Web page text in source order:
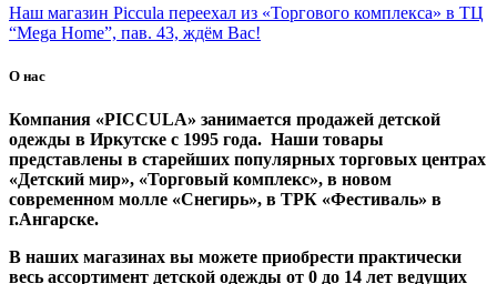
Наш магазин Piccula переехал из «Торгового комплекса» в ТЦ
“Mega Home”, пав. 43, ждём Вас!
О нас
Компания «PICCULA» занимается продажей детской
одежды в Иркутске с 1995 года. Наши товары
представлены в старейших популярных торговых центрах
«Детский мир», «Торговый комплекс», в новом
современном молле «Снегирь», в ТРК «Фестиваль» в
г.Ангарске.
В наших магазинах вы можете приобрести практически
весь ассортимент детской одежды от 0 до 14 лет ведущих